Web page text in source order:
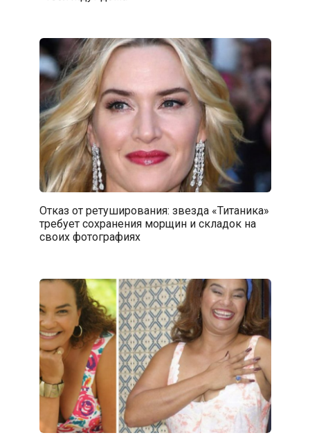
Отказ от ретуширования: звезда «Титаника»
требует сохранения морщин и складок на
своих фотографиях